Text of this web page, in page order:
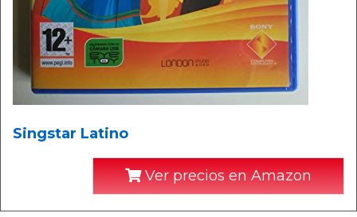
Singstar Latino
Ver precios en Amazon